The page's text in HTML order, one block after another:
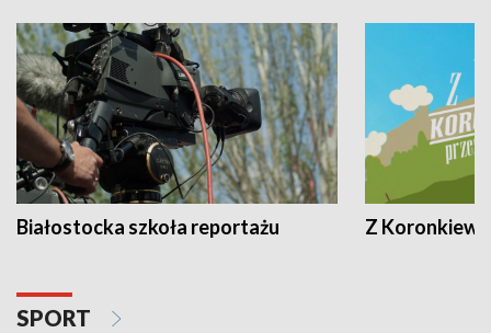
Białostocka szkoła reportażu Z
SPORT